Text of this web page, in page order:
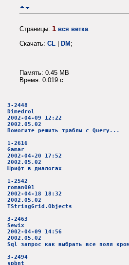
Страницы: 1 вся ветка
Скачать: CL | DM;
Память: 0.45 MB
Время: 0.019 c
3-2448
Dimedrol
2002-04-09 12:22
2002.05.02
Помогите решить траблы с Query...
1-2616
Gamar
2002-04-20 17:52
2002.05.02
Шрифт в диалогах
1-2542
roman001
2002-04-18 18:32
2002.05.02
TStringGrid.Objects
3-2463
Sewix
2002-04-09 14:56
2002.05.02
Sql запрос как выбрать все поля
3-2494
spbnt